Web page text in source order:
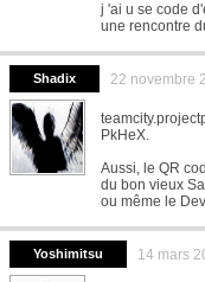
j 'ai u se code
une rencontre
Shadix 22 novembre
PkHeX.
Aussi, le QR
du bon vieux
ou même le
Yoshimitsu 14 mars